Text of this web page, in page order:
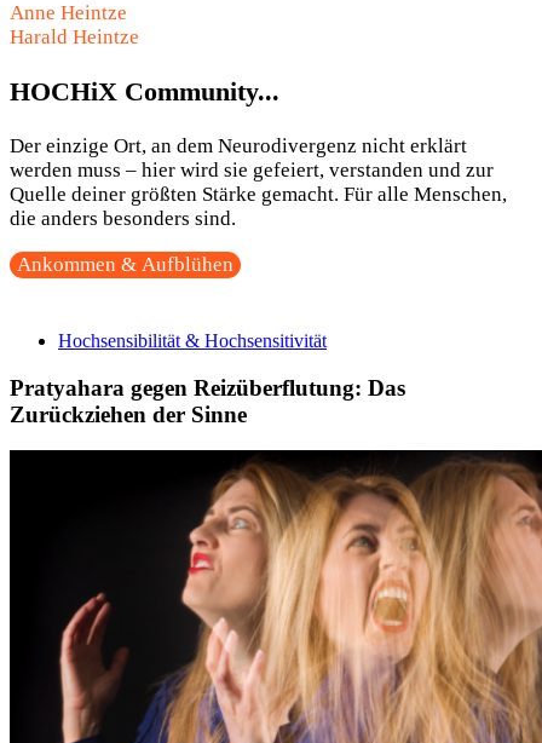
Anne Heintze
Harald Heintze
HOCHiX Community...
Der einzige Ort, an dem Neurodivergenz nicht erklärt
werden muss – hier wird sie gefeiert, verstanden und zur
Quelle deiner größten Stärke gemacht. Für alle Menschen,
die anders besonders sind.
Ankommen & Aufblühen
Hochsensibilität & Hochsensitivität
Pratyahara gegen Reizüberflutung: Das
Zurückziehen der Sinne